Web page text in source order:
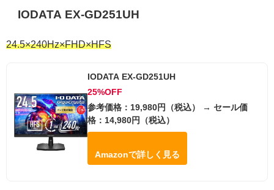
IODATA EX-GD251UH
24.5×240Hz×FHD×HFS
IODATA EX-GD251UH
25%OFF
参考価格：19,980円（税込） → セール価
格：14,980円（税込）
Amazonで詳しく見る